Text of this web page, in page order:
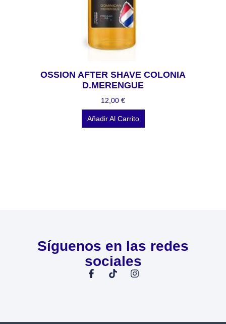
OSSION AFTER SHAVE COLONIA
D.MERENGUE
12,00 €
Añadir Al Carrito
Síguenos en las redes
sociales